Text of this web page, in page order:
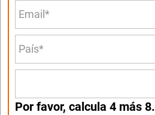
Por favor, calcula 4 más 8.